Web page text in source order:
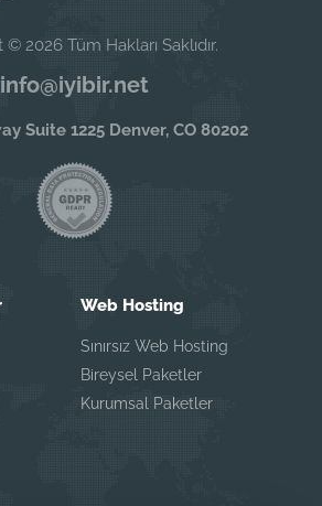
2026 Tüm Hakları Saklıdır.
info@iyibir.net
Suite 1225 Denver, CO 80202
Web Hosting
Sınırsız Web Hosting
Bireysel Paketler
Kurumsal Paketler